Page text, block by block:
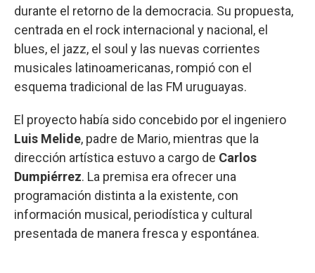
durante el retorno de la democracia. Su propuesta,
centrada en el rock internacional y nacional, el
blues, el jazz, el soul y las nuevas corrientes
musicales latinoamericanas, rompió con el
esquema tradicional de las FM uruguayas.
El proyecto había sido concebido por el ingeniero
Luis Melide, padre de Mario, mientras que la
dirección artística estuvo a cargo de Carlos
Dumpiérrez. La premisa era ofrecer una
programación distinta a la existente, con
información musical, periodística y cultural
presentada de manera fresca y espontánea.